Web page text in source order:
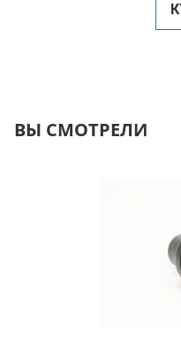
ВЫ СМОТРЕЛИ